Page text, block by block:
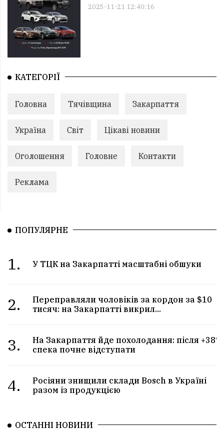
2025-11-21 12:40:16
КАТЕГОРІЇ
Головна Тячівщина Закарпаття
Україна Світ Цікаві новини
Оголошення Головне Контакти
Реклама
ПОПУЛЯРНЕ
1. У ТЦК на Закарпатті масштабні обшуки
2.
Переправляли чоловіків за кордон за $10
тисяч: на Закарпатті викрил...
3.
На Закарпаття йде похолодання: після +38°
спека почне відступати
4.
Росіяни знищили склади Bosch в Україні
разом із продукцією
ОСТАННІ НОВИНИ